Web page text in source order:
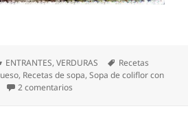
Categorías
ENTRANTES,VERDURAS Etiquetas
Recetas
, Recetas de sopa,Sopa de coliflor con
2 comentarios